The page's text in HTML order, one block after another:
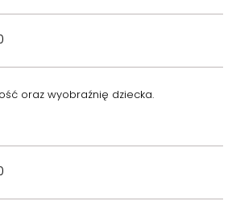
oraz wyobraźnię dziecka.